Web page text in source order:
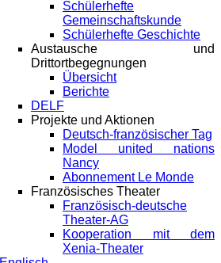
Schülerhefte
Gemeinschaftskunde
Schülerhefte Geschichte
Austausche und
Drittortbegegnungen
Übersicht
Berichte
DELF
Projekte und Aktionen
Deutsch-französischer Tag
Model united nations
Nancy
Abonnement Le Monde
Französisches Theater
Französisch-deutsche
Theater-AG
Kooperation mit dem
Xenia-Theater